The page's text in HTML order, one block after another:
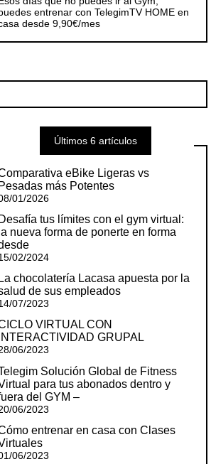
entrenar con TelegimTV HOME en
desde 9,90€/mes
Últimos 6 artículos
eBike Ligeras vs
Pesadas más Potentes
01/2026
Desafía tus límites con el gym virtual:
la nueva forma de ponerte en forma
02/2024
La chocolatería Lacasa apuesta por la
de sus empleados
07/2023
VIRTUAL CON
INTERACTIVIDAD GRUPAL
06/2023
Solución Global de Fitness
para tus abonados dentro y
del GYM –
06/2023
entrenar en casa con Clases
06/2023